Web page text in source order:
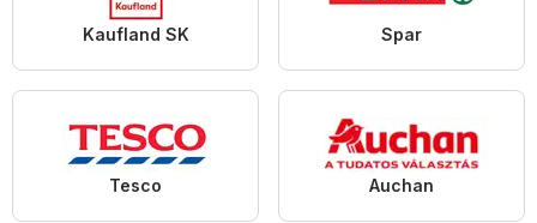
Kaufland SK Spar
Tesco Auchan